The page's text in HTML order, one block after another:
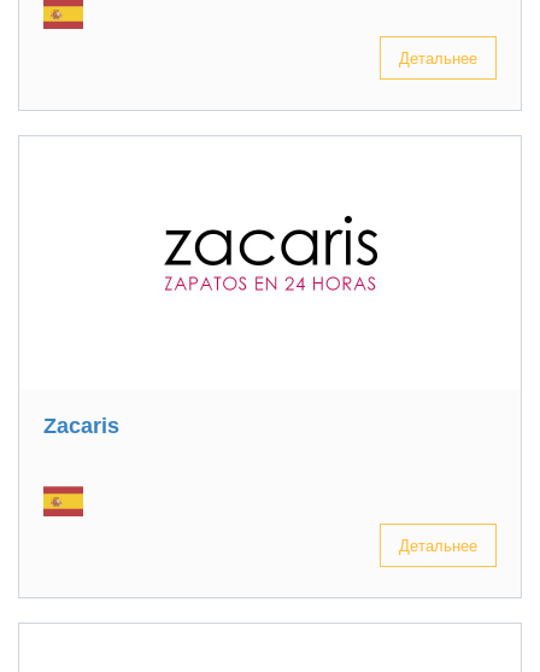
Детальнее
Zacaris
Детальнее